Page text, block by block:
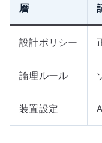
層
設計ポリシー
論理ルール
装置設定